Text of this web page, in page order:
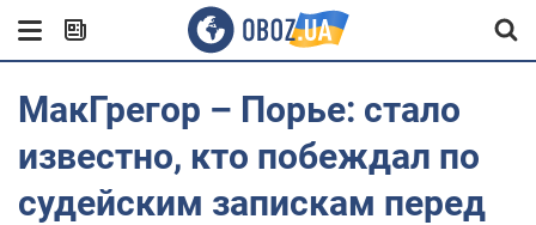
МакГрегор – Порье: стало
известно, кто побеждал по
судейским запискам перед